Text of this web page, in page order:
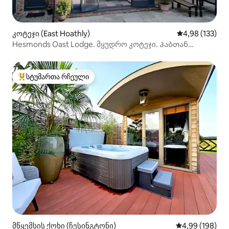
კოტეჯი (East Hoathly) საშუალო
4,98 (133)
Hesmonds Oast Lodge. მყუდრო კოტეჯი. Პაბთან
სტუმართა რჩეული მოწინავე ვარიანტი
სტუმართა რჩეული
მწყემსის ქოხი (ჩესინგტონი) საშუალო
4,99 (198)